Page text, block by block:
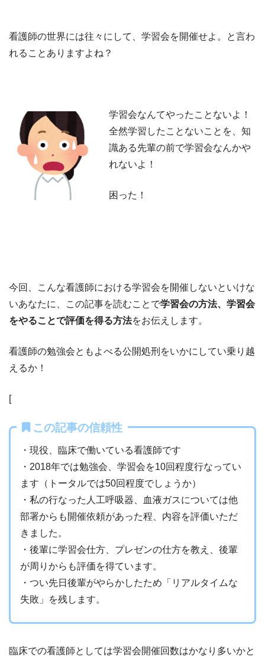
看護師の世界には往々にして、学習会を開催せよ。と言わ
れることありますよね？
学習会なんてやったことないよ！
全然学習したことないことを、知
識ある先輩の前で学習会なんかや
れないよ！
困った！
今回、こんな看護師における学習会を開催しないといけな
いあなたに、この記事を読むことで学習会の方法、学習会
をやることで評価を得る方法をお伝えします。
看護師の勉強会ともよべる公開処刑をいかにしてい乗り越
えるか！
[
この記事の信頼性
・現役、臨床で働いている看護師です
・2018年では勉強会、学習会を10回程度行なってい
ます（トータルでは50回程度でしょうか）
・私の行なった人工呼吸器、血液ガスについては他
部署からも開催依頼があった程、内容を評価いただ
きました。
・後輩に学習会仕方、プレゼンの仕方を教え、後輩
が周りからも評価を得ています。
・つい先日後輩がやらかしたため「リアルタイムな
失敗」を残します。
臨床での看護師としては学習会開催回数はかなり多いかと